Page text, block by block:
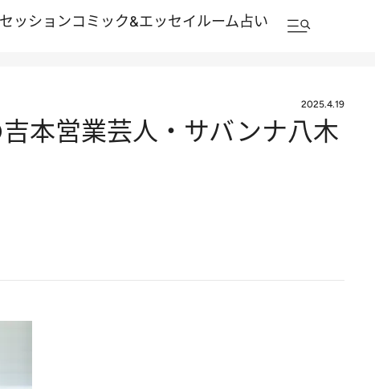
ッションコミック&エッセイルーム占い
2025.4.19
本営業芸人・サバンナ八木